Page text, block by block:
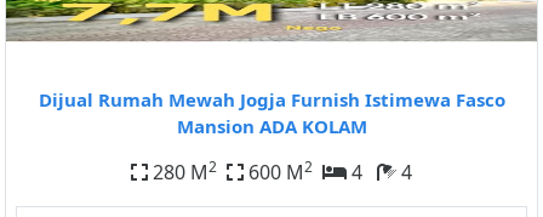
Dijual Rumah Mewah Jogja Furnish Istimewa Fasco
Mansion ADA KOLAM
280 M2 600 M2 4 4